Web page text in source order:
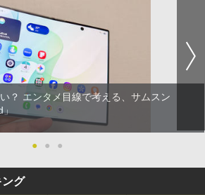
？ エンタメ目線で考える、サムスン
● ● ●
グ